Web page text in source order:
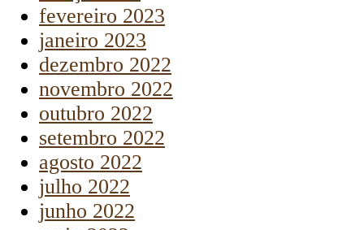
fevereiro 2023
janeiro 2023
dezembro 2022
novembro 2022
outubro 2022
setembro 2022
agosto 2022
julho 2022
junho 2022